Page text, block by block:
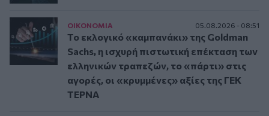
ΟΙΚΟΝΟΜΙΑ 05.08.2026 - 08:51
Το εκλογικό «καμπανάκι» της Goldman
Sachs, η ισχυρή πιστωτική επέκταση των
ελληνικών τραπεζών, το «πάρτι» στις
αγορές, οι «κρυμμένες» αξίες της ΓΕΚ
ΤΕΡΝΑ